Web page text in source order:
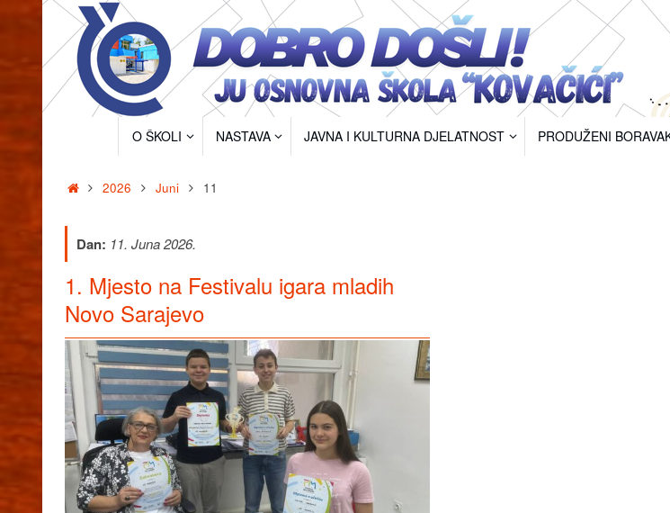
O ŠKOLI NASTAVA JAVNA I KULTURNA DJELATNOST PRODUŽENI
Home2026 Juni 11
Dan: 11. Juna 2026.
1. Mjesto na Festivalu igara mladih
Novo Sarajevo